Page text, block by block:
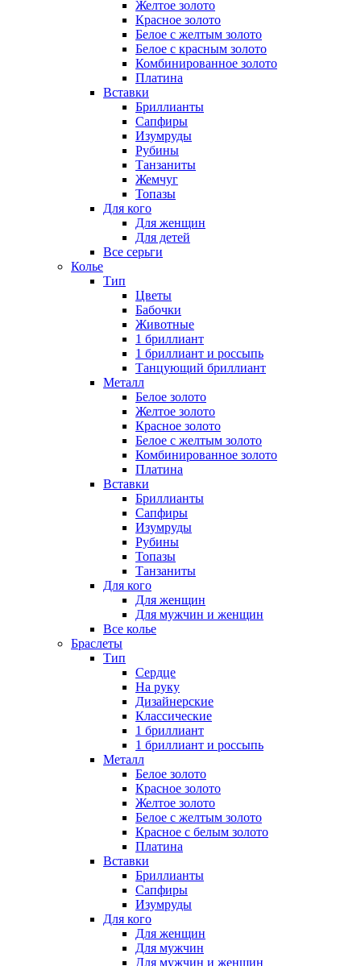
Желтое золото
Красное золото
Белое с желтым золото
Белое с красным золото
Комбинированное золото
Платина
Вставки
Бриллианты
Сапфиры
Изумруды
Рубины
Танзаниты
Жемчуг
Топазы
Для кого
Для женщин
Для детей
Все серьги
Колье
Тип
Цветы
Бабочки
Животные
1 бриллиант
1 бриллиант и россыпь
Танцующий бриллиант
Металл
Белое золото
Желтое золото
Красное золото
Белое с желтым золото
Комбинированное золото
Платина
Вставки
Бриллианты
Сапфиры
Изумруды
Рубины
Топазы
Танзаниты
Для кого
Для женщин
Для мужчин и женщин
Все колье
Браслеты
Тип
Сердце
На руку
Дизайнерские
Классические
1 бриллиант
1 бриллиант и россыпь
Металл
Белое золото
Красное золото
Желтое золото
Белое с желтым золото
Красное с белым золото
Платина
Вставки
Бриллианты
Сапфиры
Изумруды
Для кого
Для женщин
Для мужчин
Для мужчин и женщин